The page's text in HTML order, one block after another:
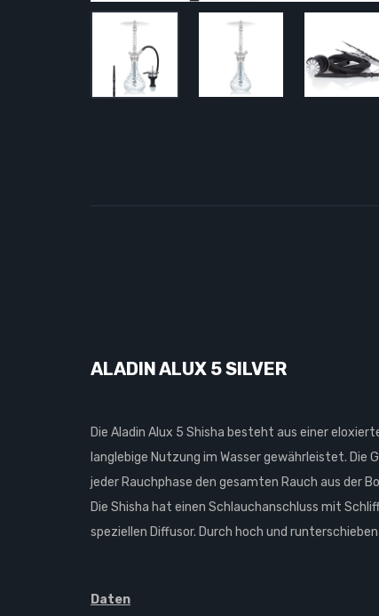
ALADIN ALUX 5 SILVER
Die Aladin Alux 5 Shisha besteht aus einer
langlebige Nutzung im Wasser gewährleistet. Die
jeder Rauchphase den gesamten Rauch aus der
Die Shisha hat einen Schlauchanschluss mit
speziellen Diffusor. Durch hoch und
Daten